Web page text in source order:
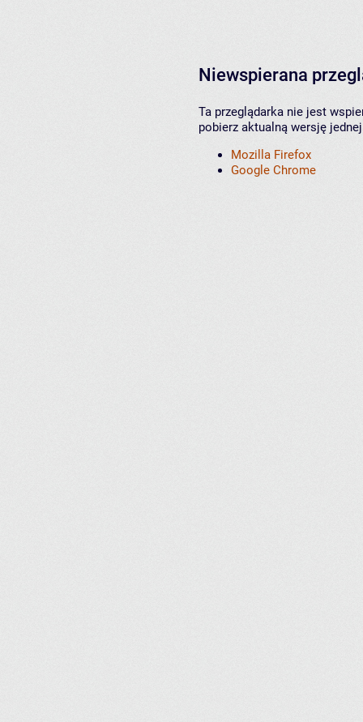
Niewspierana
Ta przeglądarka nie jest
pobierz aktualną wersję
Mozilla Firefox
Google Chrome